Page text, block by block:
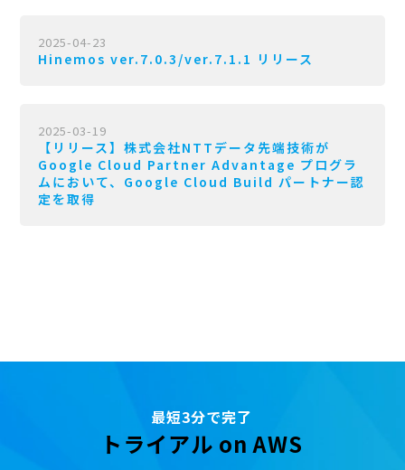
2025-04-23
Hinemos ver.7.0.3/ver.7.1.1 リリース
2025-03-19
【リリース】株式会社NTTデータ先端技術が
Google Cloud Partner Advantage プログラ
ムにおいて、Google Cloud Build パートナー認
定を取得
最短3分で完了
トライアル on AWS